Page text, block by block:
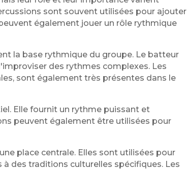
sont souvent utilisées pour ajouter
également jouer un rôle rythmique
la base rythmique du groupe. Le batteur
des rythmes complexes. Les
sont également très présentes dans le
Elle fournit un rythme puissant et
peuvent également être utilisées pour
place centrale. Elles sont utilisées pour
des traditions culturelles spécifiques. Les